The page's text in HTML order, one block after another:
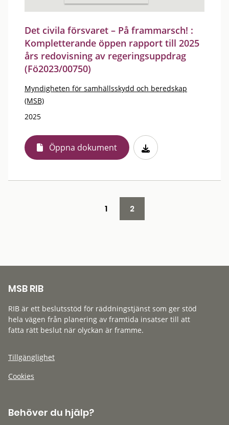
Det civila försvaret – På frammarsch! :
Kompletterande öppen rapport till 2025
års redovisning av regeringsuppdrag
(Fö2023/00750)
Myndigheten för samhällsskydd och beredskap
(MSB)
2025
Öppna dokument
1 2
MSB RIB
RIB är ett beslutsstöd för räddningstjänst som ger stöd
hela vägen från planering av framtida insatser till att
fatta rätt beslut när olyckan är framme.
Tillgänglighet
Cookies
Behöver du hjälp?